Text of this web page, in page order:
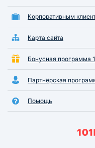
Корпоративным
Карта сайта
Бонусная программа
Партнёрская
Помощь